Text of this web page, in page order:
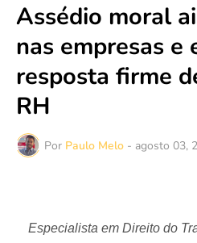
Assédio moral
nas empresas e
resposta firme
RH
Por Paulo Melo - agosto 03,
Especialista em Direito do